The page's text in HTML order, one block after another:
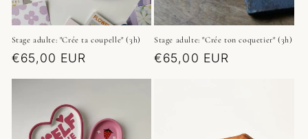
Stage adulte: "Crée ta coupelle" (3h)
Prix
€65,00 EUR
Stage adulte: "Crée ton coquetier" (3h)
Prix
€65,00 EUR